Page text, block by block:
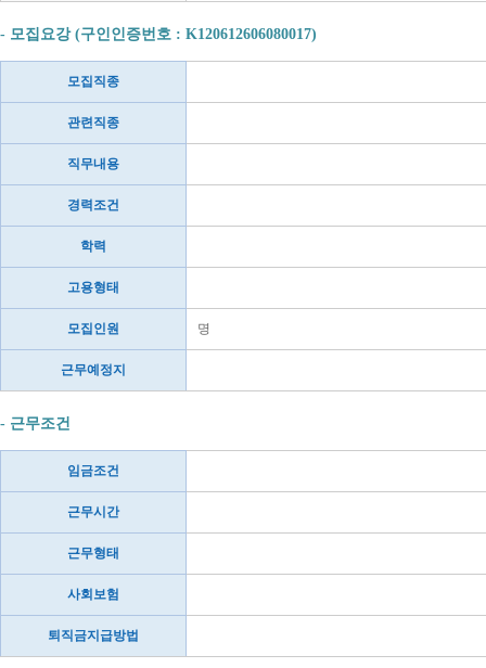
- 모집요강 (구인인증번호 : K120612606080017)
모집직종
관련직종
직무내용
경력조건
학력
고용형태
모집인원 명
근무예정지
- 근무조건
임금조건
근무시간
근무형태
사회보험
퇴직금지급방법